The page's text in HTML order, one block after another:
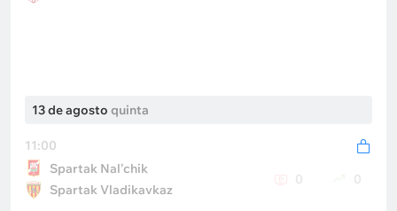
13 de agosto quinta
11:00
Spartak Nal'chik
Spartak Vladikavkaz
0 0